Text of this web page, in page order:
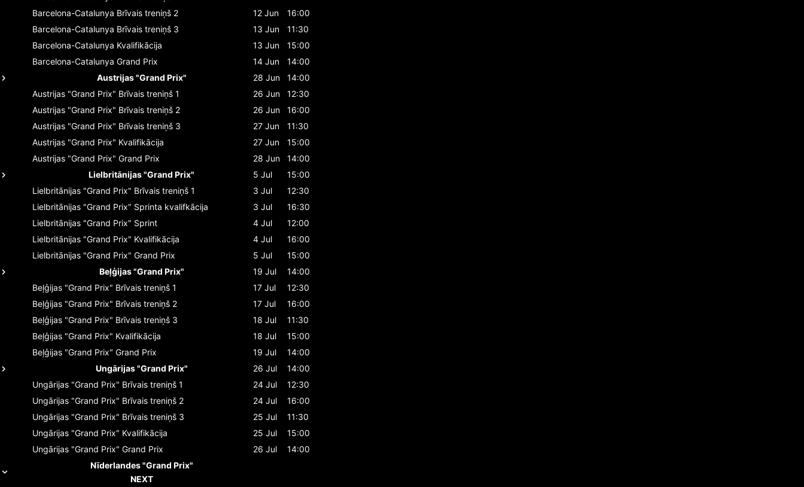
Barcelona-Catalunya Brīvais treniņš 2 12 Jun
16:00
Barcelona-Catalunya Brīvais treniņš 3 13 Jun
11:30
Barcelona-Catalunya Kvalifikācija 13 Jun
15:00
Barcelona-Catalunya Grand Prix 14 Jun
14:00
Austrijas "Grand Prix"
28 Jun
14:00
Austrijas "Grand Prix" Brīvais treniņš 1 26 Jun
12:30
Austrijas "Grand Prix" Brīvais treniņš 2 26 Jun
16:00
Austrijas "Grand Prix" Brīvais treniņš 3 27 Jun
11:30
Austrijas "Grand Prix" Kvalifikācija 27 Jun
15:00
Austrijas "Grand Prix" Grand Prix 28 Jun
14:00
Lielbritānijas "Grand Prix"
5 Jul
15:00
Lielbritānijas "Grand Prix" Brīvais treniņš 1 3 Jul
12:30
Lielbritānijas "Grand Prix" Sprinta kvalifkācija 3 Jul
16:30
Lielbritānijas "Grand Prix" Sprint 4 Jul
12:00
Lielbritānijas "Grand Prix" Kvalifikācija 4 Jul
16:00
Lielbritānijas "Grand Prix" Grand Prix 5 Jul
15:00
Beļģijas "Grand Prix"
19 Jul
14:00
Beļģijas "Grand Prix" Brīvais treniņš 1 17 Jul
12:30
Beļģijas "Grand Prix" Brīvais treniņš 2 17 Jul
16:00
Beļģijas "Grand Prix" Brīvais treniņš 3 18 Jul
11:30
Beļģijas "Grand Prix" Kvalifikācija 18 Jul
15:00
Beļģijas "Grand Prix" Grand Prix 19 Jul
14:00
Ungārijas "Grand Prix"
26 Jul
14:00
Ungārijas "Grand Prix" Brīvais treniņš 1 24 Jul
12:30
Ungārijas "Grand Prix" Brīvais treniņš 2 24 Jul
16:00
Ungārijas "Grand Prix" Brīvais treniņš 3 25 Jul
11:30
Ungārijas "Grand Prix" Kvalifikācija 25 Jul
15:00
Ungārijas "Grand Prix" Grand Prix 26 Jul
14:00
Nīderlandes "Grand Prix"
NEXT